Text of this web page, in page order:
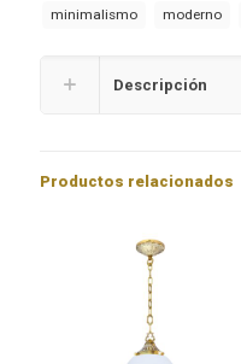
minimalismo
moderno
Descripción
Productos relacionados